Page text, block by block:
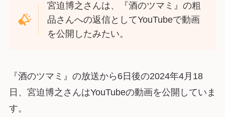
宮迫博之さんは、『酒のツマミ』の粗
品さんへの返信としてYouTubeで動画
を公開したみたい。
『酒のツマミ』の放送から6日後の2024年4月18
日、宮迫博之さんはYouTubeの動画を公開していま
す。